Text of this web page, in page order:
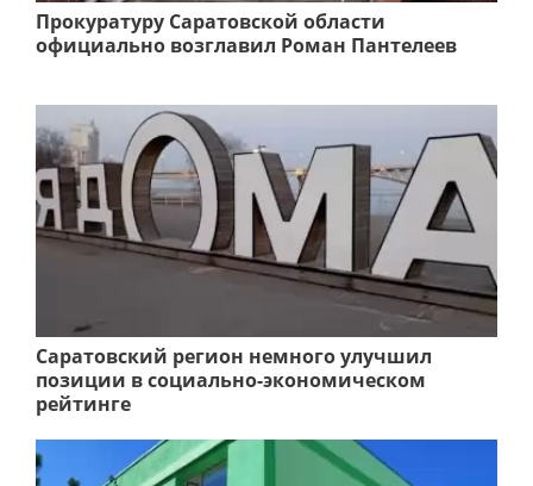
Прокуратуру Саратовской области
официально возглавил Роман Пантелеев
Саратовский регион немного улучшил
позиции в социально-экономическом
рейтинге